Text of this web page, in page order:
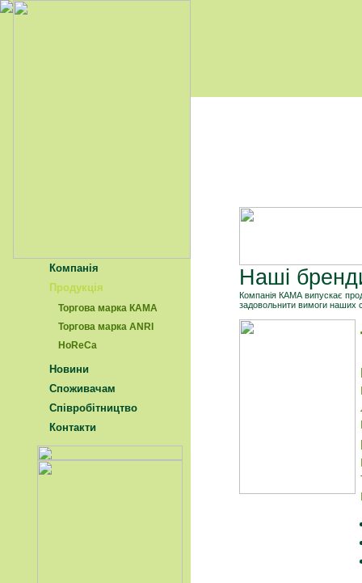
Компанія
Продукція
Торгова марка КАМА
Торгова марка АNRI
HoReCa
Новини
Споживачам
Співробітництво
Контакти
Наші
Компанія КАМА випускає
задовольнити вимоги наших